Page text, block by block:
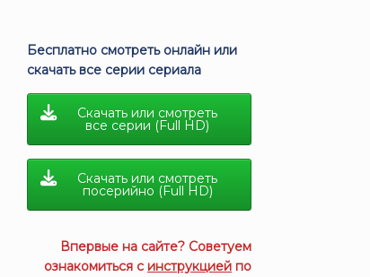
Бесплатно смотреть онлайн или
скачать все серии сериала
Скачать или смотреть
все серии (Full HD)
Скачать или смотреть
посерийно (Full HD)
Впервые на сайте? Советуем
ознакомиться с инструкцией по